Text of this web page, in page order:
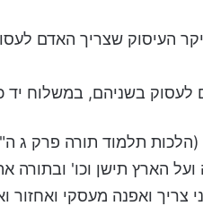
העיסוק שצריך האדם
לעסוק בשניהם, במשלוח יד
(הלכות תלמוד תורה פרק ג
הארץ תישן וכו'
צריך ואפנה מעסקי